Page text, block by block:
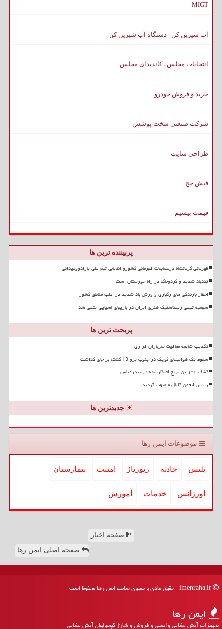
MIGT
آب شیرین کن - دستگاه آب شیرین کن
انتخابات مجلس ، کاندیدای مجلس
خرید و فروش خودرو
شرکت صنعتی سخت پوشش
طراحی سایت
فیش حج
قیمت بیسیم
پربیننده ترین ها
قهرمانی کرمانشاه درمسابقات قهرمانی کشورو انتخابی تیم ملی پارادوومیدانی
تندباد شدید و گردوخاک در راه خوزستان است
اخطار بارندگی های رگباری و وزش باد شدید در اغلب مناطق کشور
سهمیه تیمی ژیمناستیک هنری ایران در بازیهای آسیایی حتمی شد
پربحث ترین ها
تکذیب شایعه معافیت سربازان فراری
سقوط یک هواپیمای کوچک در جنوب پرو 13 کشته بر جای گذاشت
کشف ۱۹۲ تن برنج احتکارشده در بندرعباس
رییس انجمن گلبال منصوب گردید
جدیدترین ها
موضوعات ایمن رها
پلیس حادثه رپورتاژ امنیت بیمارستان
اورژانس خدمات آموزش
صفحه اخبار
صفحه اصلی ایمن رها
ایمن رها
تجهیزات آتش نشانی و ایمنی و فروش و شارژ کپسولهای آتش نشانی